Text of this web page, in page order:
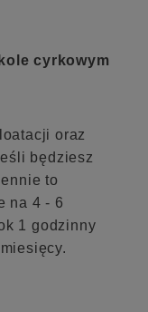
cyrkowym
oraz
będziesz
to
na 4 - 6
1 godzinny